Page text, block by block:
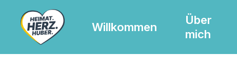
Willkommen
Über
mich